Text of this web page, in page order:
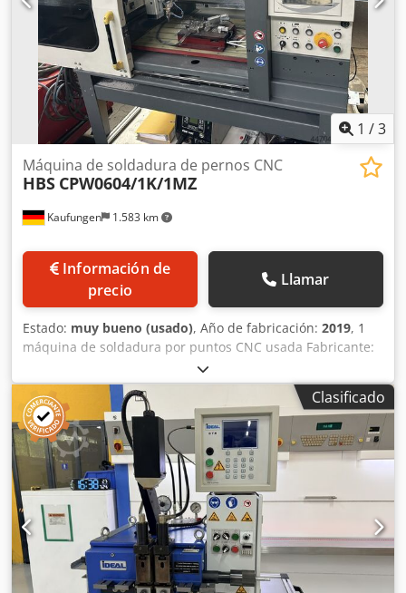
1 /3
Kaufungen 1.583 km
Máquina de soldadura de pernos CNC
HBS CPW0604/1K/1MZ
Información de
precio
Llamar
Estado: muy bueno (usado), Año de fabricación: 2019, 1
máquina de soldadura por puntos CNC usada Fabricante:
HBS Modelo: CPW0604/1K/1MZ Año de fabricación: 2019
Área de trabajo: 600 x 420 x 120 mm / 23,6" x 16,5" x 4,7"
Mesa de trabajo con ranuras en T: 800 x 490 mm / 31,5" x
19,3" Área de soldadura: M3 - M8, Ø 3 - 8 mm (Ø
10/12/12,7 mm solo posible con adaptación) #4 - 5/16", Ø
#4 - 5/16" (Ø 3/8" - 1/2" solo posible con adaptación)
Longitud del perno: 8 - 40 mm / 0,31" - 1,57" (otras
longitudes bajo petición) Rendimiento de soldadura: Hasta
30 pernos/min. (dependiendo de la configuración)
Velocidad de avance: 25 m/min. (X-Y), 20 m/min. (Z) /
82'/min. X-Y, 65,6'/min. Z Alimentación de pernos:
Alimentación automática de pernos (hasta 3 longitudes de
Clasificado